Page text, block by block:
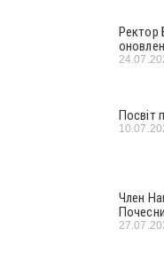
Ректор
Посвіт
Член